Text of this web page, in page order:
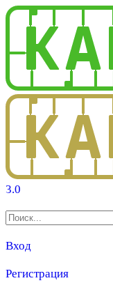
3.0
Вход
Регистрация